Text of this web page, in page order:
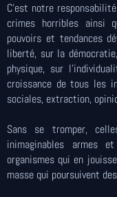
C'est notre
crimes horribles ainsi
pouvoirs et tendances
liberté, sur la
physique, sur
croissance de tous les
sociales, extraction,
Sans se tromper,
inimaginables armes
organismes qui en
masse qui poursuivent